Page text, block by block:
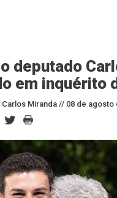
deputado
em inquérito
Miranda // 08 de agosto